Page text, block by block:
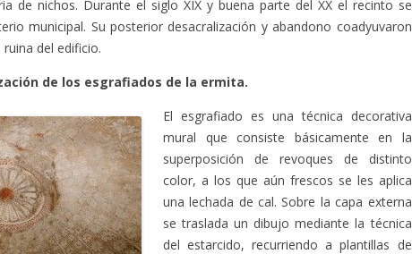
de nichos. Durante el siglo XIX y buena parte del XX el recinto se
municipal. Su posterior desacralización y abandono coadyuvaron
del edificio.
de los esgrafiados de la ermita.
El esgrafiado es una técnica decorativa
mural que consiste básicamente en la
superposición de revoques de distinto
color, a los que aún frescos se les aplica
una lechada de cal. Sobre la capa externa
se traslada un dibujo mediante la técnica
del estarcido, recurriendo a plantillas de